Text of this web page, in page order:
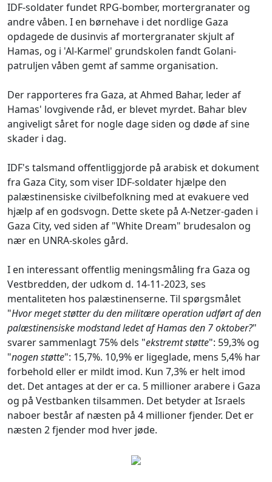
IDF-soldater fundet RPG-bomber, mortergranater og
andre våben. I en børnehave i det nordlige Gaza
opdagede de dusinvis af mortergranater skjult af
Hamas, og i 'Al-Karmel' grundskolen fandt Golani-
patruljen våben gemt af samme organisation.
Der rapporteres fra Gaza, at Ahmed Bahar, leder af
Hamas' lovgivende råd, er blevet myrdet. Bahar blev
angiveligt såret for nogle dage siden og døde af sine
skader i dag.
IDF's talsmand offentliggjorde på arabisk et dokument
fra Gaza City, som viser IDF-soldater hjælpe den
palæstinensiske civilbefolkning med at evakuere ved
hjælp af en godsvogn. Dette skete på A-Netzer-gaden i
Gaza City, ved siden af "White Dream" brudesalon og
nær en UNRA-skoles gård.
I en interessant offentlig meningsmåling fra Gaza og
Vestbredden, der udkom d. 14-11-2023, ses
mentaliteten hos palæstinenserne. Til spørgsmålet
"Hvor meget støtter du den militære operation udført af den
palæstinensiske modstand ledet af Hamas den 7 oktober?"
svarer sammenlagt 75% dels "ekstremt støtte": 59,3% og
"nogen støtte": 15,7%. 10,9% er ligeglade, mens 5,4% har
forbehold eller er mildt imod. Kun 7,3% er helt imod
det. Det antages at der er ca. 5 millioner arabere i Gaza
og på Vestbanken tilsammen. Det betyder at Israels
naboer består af næsten på 4 millioner fjender. Det er
næsten 2 fjender mod hver jøde.